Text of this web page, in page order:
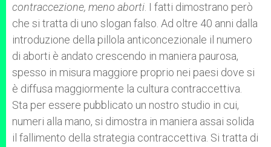
contraccezione, meno aborti . I fatti dimostrano però
che si tratta di uno slogan falso. Ad oltre 40 anni dalla
introduzione della pillola anticoncezionale il numero
di aborti è andato crescendo in maniera paurosa,
spesso in misura maggiore proprio nei paesi dove si
è diffusa maggiormente la cultura contraccettiva.
Sta per essere pubblicato un nostro studio in cui,
numeri alla mano, si dimostra in maniera assai solida
il fallimento della strategia contraccettiva. Si tratta di